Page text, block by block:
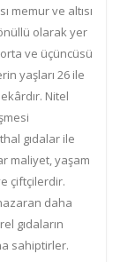
memur ve altısı
olarak yer
ve üçüncüsü
yaşları 26 ile
Nitel
gıdalar ile
maliyet, yaşam
çiftçilerdir.
daha
gıdaların
sahiptirler.